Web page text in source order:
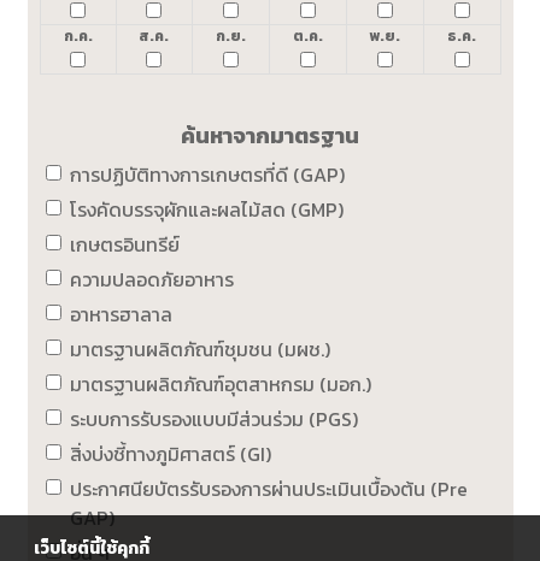
ก.ค. ส.ค. ก.ย. ต.ค. พ.ย. ธ.ค.
ค้นหาจากมาตรฐาน
การปฏิบัติทางการเกษตรที่ดี (GAP)
โรงคัดบรรจุผักและผลไม้สด (GMP)
เกษตรอินทรีย์
ความปลอดภัยอาหาร
อาหารฮาลาล
มาตรฐานผลิตภัณฑ์ชุมชน (มผช.)
มาตรฐานผลิตภัณฑ์อุตสาหกรม (มอก.)
ระบบการรับรองแบบมีส่วนร่วม (PGS)
สิ่งบ่งชี้ทางภูมิศาสตร์ (GI)
ประกาศนียบัตรรับรองการผ่านประเมินเบื้องต้น (Pre
GAP)
อื่น ๆ
เว็บไซต์นี้ใช้คุกกี้